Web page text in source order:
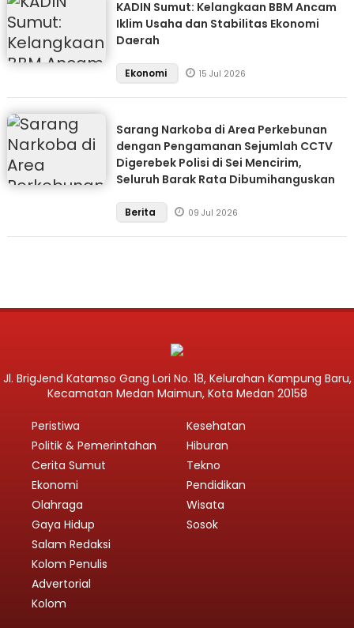
KADIN Sumut: Kelangkaan BBM Ancam
Iklim Usaha dan Stabilitas Ekonomi
Daerah
Ekonomi 15 Jul 2026
Sarang Narkoba di Area Perkebunan
dengan Pengamanan Sejumlah CCTV
Digerebek Polisi di Sei Mencirim,
Seluruh Barak Rata Dibumihanguskan
Berita 09 Jul 2026
Jl. BrigJend Katamso Gang Lori No. 18, Kelurahan Kampung Baru,
Kecamatan Medan Maimun, Kota Medan 20158
Peristiwa
Politik & Pemerintahan
Cerita Sumut
Ekonomi
Olahraga
Gaya Hidup
Kesehatan
Hiburan
Tekno
Pendidikan
Wisata
Sosok
Salam Redaksi
Kolom Penulis
Advertorial
Kolom